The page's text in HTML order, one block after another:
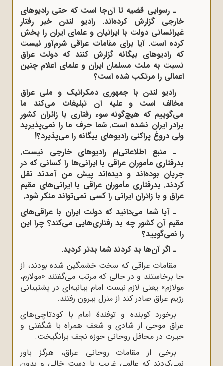
ـ رسوایی قضیه تا آن‌جا است که حتی رادیوهای
خارجی گزارش کرده‌اند. رادیو لندن خبر رفتار
غیر‌انسانی دولت با ایرانیان و علمای ایران را پخش
کرده است. آیا برای مقامات عراقی شرم‌آور نیست
که رادیوهای بیگانه گزارش کنند که دولت عراق
نسبت به ملت مسلمان ایران و علمای اعلام چنین
اعمالی را مرتکب شده‌ است؟
رادیو لندن با جمهوری دمکراتیک و ملی عراق
مخالف است و علیه آن تبلیغات می‌کند ما
می‌گوییم که هیچ‌گونه سوء رفتاری با زائران کشور
برادر ایران نشده است. شما حرف ما را نمی‌پذیرید
ولی دروغ ‌پراکنی رادیوهای بیگانه را می‌پذیرد؟!
ـ منبع اطلاعاتی‌ام رادیوهای خارجی نیست.
بدرفتاری مأموران عراقی با ایرانی‌ها را کسانی که در
جریان بوده‌اند و دیده‌اند پیش من آمدند نقل
کردند. بدرفتاری مأموران عراقی با ایرانی‌های مقیم
عراق و با زائران ایرانی را کسی نمی‌تواند منکر شود.
ـ آیا شما می‌دانید که دولت ایران با عراقی‌های
مقیم آن کشور چه بد رفتاری‌هایی می‌کند؟ چرا این
را نمی‌گویید؟
ـ اگر آن‌ها بد کردند شما بدتر کردید.
مقامات عراقی که سخت خشمگین شده بودند، از
جا برخاستند و در حالی که مرتب می‌گفتند «مولازم،
مولازم» یعنی لازم نیست امام بیانیه‌ای در پشتیبانی
رژیم عراق صادر کند از منزل بیرون رفتند.
برخورد کوبنده و توفندة امام با کودتاچی‌های
عراق موجی از شادی و شعف همراه با شگفتی و
حیرت در محافل روحانی حوزه نجف برانگیخت.
برخی از مقامات روحانی عراق، هرگز باور
نمی‌کردند که عالمی غریب با دست خالی و بدون